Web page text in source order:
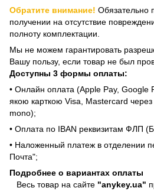
Обратите внимание! Обязательно
получении на отсутствие
полноту комплектации.
Мы не можем гарантировать
Вашу пользу, если товар не был
Доступны 3 формы оплаты:
• Онлайн оплата (Apple Pay, Google
якою карткою Visa, Mastercard
mono);
• Оплата по IBAN реквизитам ФЛП
• Наложенный платеж в отделении
Почта";
Подробнее о вариантах оплаты
Весь товар на сайте "anykey.ua"